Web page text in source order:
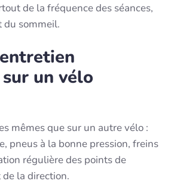
de la fréquence des séances,
du sommeil.
un vélo
mêmes que sur un autre vélo :
pneus à la bonne pression, freins
régulière des points de
la direction.